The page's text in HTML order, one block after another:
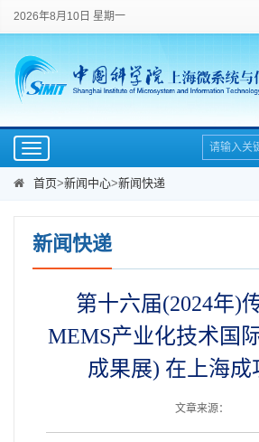
2026年8月10日 星期一
Toggle
navigation
首页>新闻中心>新闻快递
新闻快递
第十六届(2024年)
MEMS产业化技术国
成果展) 在上海成
文章来源：